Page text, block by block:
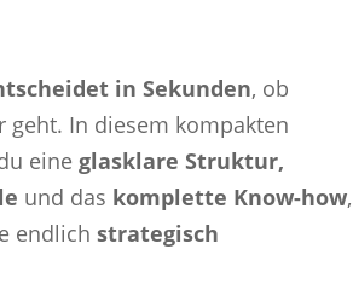
in Sekunden, ob
geht. In diesem kompakten
eine glasklare Struktur,
und das komplette Know-how,
endlich strategisch